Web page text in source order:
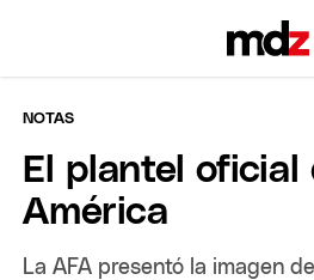
NOTAS
El plantel oficial
América
La AFA presentó la imagen